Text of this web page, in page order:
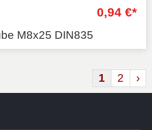
0,94 €*
M8x25 DIN835
1 2 ›